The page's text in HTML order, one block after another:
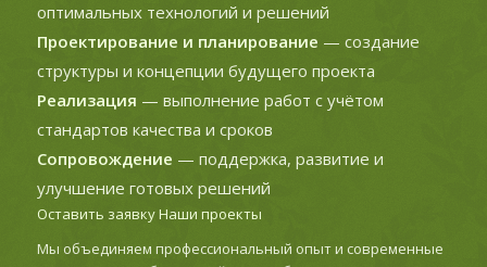
оптимальных технологий и решений
Проектирование и планирование — создание
структуры и концепции будущего проекта
Реализация — выполнение работ с учётом
стандартов качества и сроков
Сопровождение — поддержка, развитие и
улучшение готовых решений
Оставить заявкуНаши проекты
Мы объединяем профессиональный опыт и современные